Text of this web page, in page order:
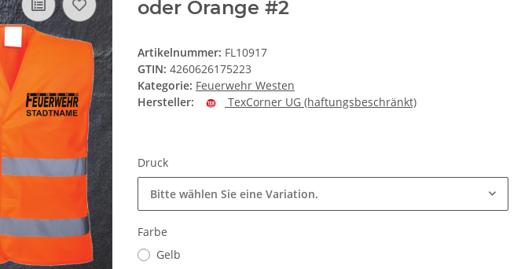
oder Orange #2
Artikelnummer: FL10917
GTIN: 4260626175223
Kategorie: Feuerwehr Westen
Hersteller:
TexCorner UG (haftungsbeschränkt)
Druck
Bitte wählen Sie eine Variation.
Farbe
Gelb